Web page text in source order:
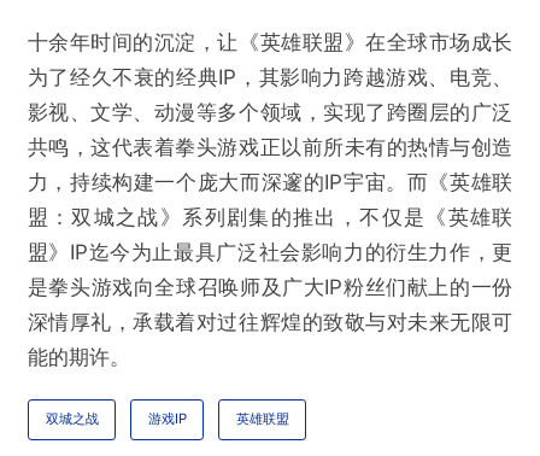
十余年时间的沉淀，让《英雄联盟》在全球市场成长
为了经久不衰的经典IP，其影响力跨越游戏、电竞、
影视、文学、动漫等多个领域，实现了跨圈层的广泛
共鸣，这代表着拳头游戏正以前所未有的热情与创造
力，持续构建一个庞大而深邃的IP宇宙。而《英雄联
盟：双城之战》系列剧集的推出，不仅是《英雄联
盟》IP迄今为止最具广泛社会影响力的衍生力作，更
是拳头游戏向全球召唤师及广大IP粉丝们献上的一份
深情厚礼，承载着对过往辉煌的致敬与对未来无限可
能的期许。
双城之战 游戏IP 英雄联盟